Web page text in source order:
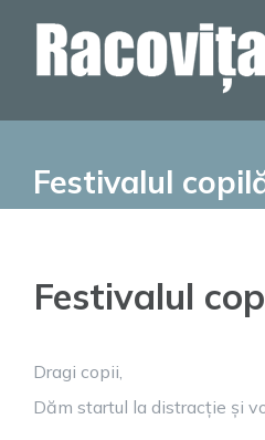
Festivalul
Festivalul
Dragi copii,
Dăm startul la distracție și